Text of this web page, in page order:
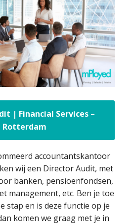
| Financial Services –
Rotterdam
accountantskantoor
wij een Director Audit, met
banken, pensioenfondsen,
management, etc. Ben je toe
stap en is deze functie op je
komen we graag met je in